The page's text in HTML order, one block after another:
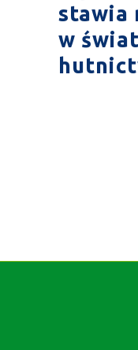
stawia
w